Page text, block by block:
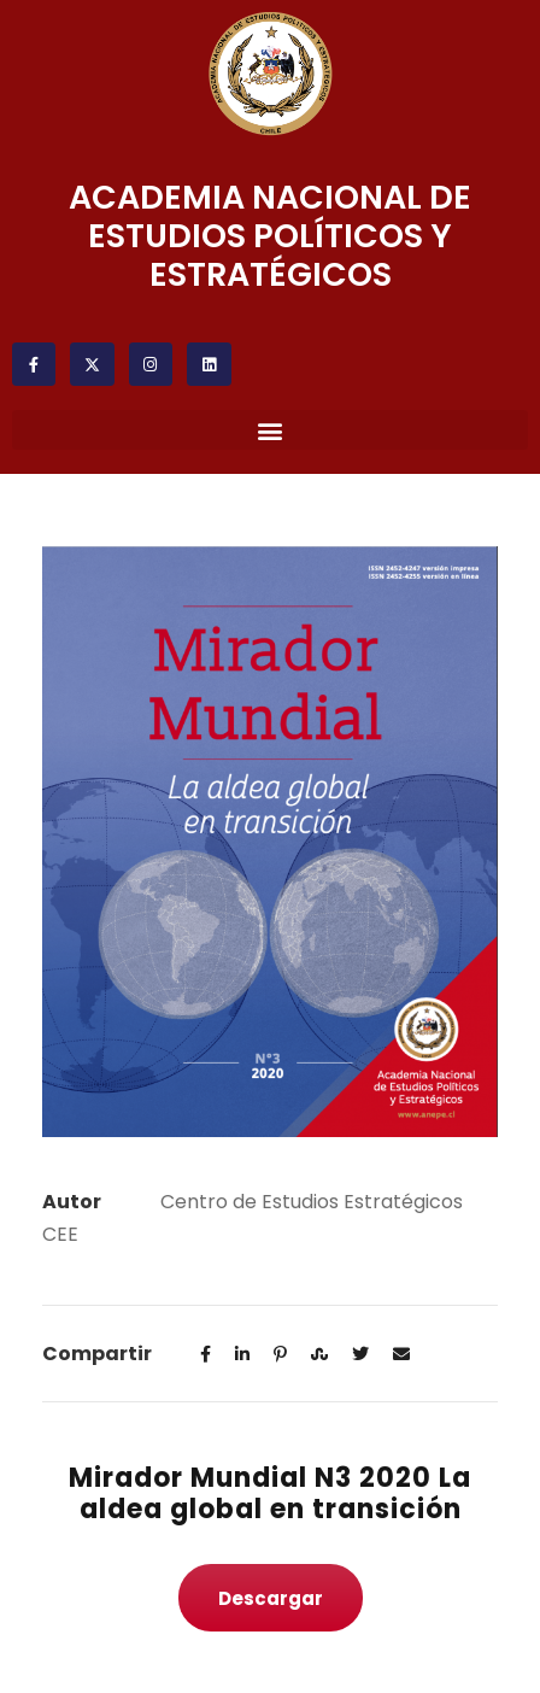
ACADEMIA NACIONAL DE
ESTUDIOS POLÍTICOS Y
ESTRATÉGICOS
Autor
Centro de Estudios Estratégicos
CEE
Compartir
Mirador Mundial N3 2020 La
aldea global en transición
Descargar